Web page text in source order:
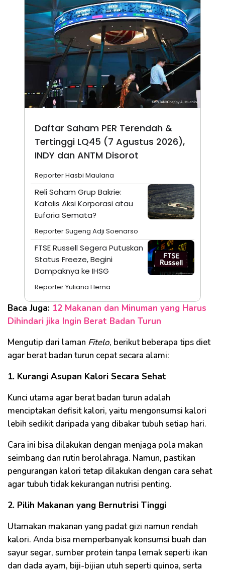
Daftar Saham PER Terendah &
Tertinggi LQ45 (7 Agustus 2026),
INDY dan ANTM Disorot
Reporter Hasbi Maulana
Reli Saham Grup Bakrie:
Katalis Aksi Korporasi atau
Euforia Semata?
Reporter Sugeng Adji Soenarso
FTSE Russell Segera Putuskan
Status Freeze, Begini
Dampaknya ke IHSG
Reporter Yuliana Hema
Baca Juga: 12 Makanan dan Minuman yang Harus
Dihindari jika Ingin Berat Badan Turun
Mengutip dari laman Fitelo, berikut beberapa tips diet
agar berat badan turun cepat secara alami:
1. Kurangi Asupan Kalori Secara Sehat
Kunci utama agar berat badan turun adalah
menciptakan defisit kalori, yaitu mengonsumsi kalori
lebih sedikit daripada yang dibakar tubuh setiap hari.
Cara ini bisa dilakukan dengan menjaga pola makan
seimbang dan rutin berolahraga. Namun, pastikan
pengurangan kalori tetap dilakukan dengan cara sehat
agar tubuh tidak kekurangan nutrisi penting.
2. Pilih Makanan yang Bernutrisi Tinggi
Utamakan makanan yang padat gizi namun rendah
kalori. Anda bisa memperbanyak konsumsi buah dan
sayur segar, sumber protein tanpa lemak seperti ikan
dan dada ayam, biji-bijian utuh seperti quinoa, serta